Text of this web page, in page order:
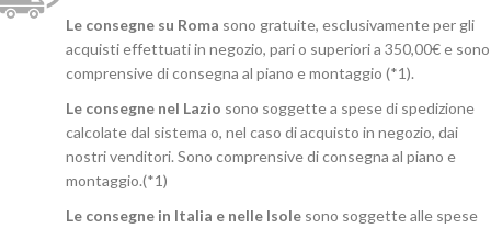
Le consegne su Roma sono gratuite, esclusivamente per gli
acquisti effettuati in negozio, pari o superiori a 350,00€ e sono
comprensive di consegna al piano e montaggio (*1).
Le consegne nel Lazio sono soggette a spese di spedizione
calcolate dal sistema o, nel caso di acquisto in negozio, dai
nostri venditori. Sono comprensive di consegna al piano e
montaggio.(*1)
Le consegne in Italia e nelle Isole sono soggette alle spese